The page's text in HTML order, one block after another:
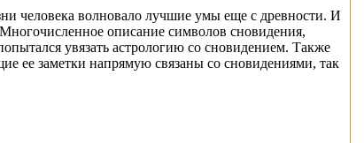
человека волновало лучшие умы еще с древности. И
Многочисленное описание символов сновидения,
увязать астрологию со сновидением. Также
ее заметки напрямую связаны со сновидениями, так